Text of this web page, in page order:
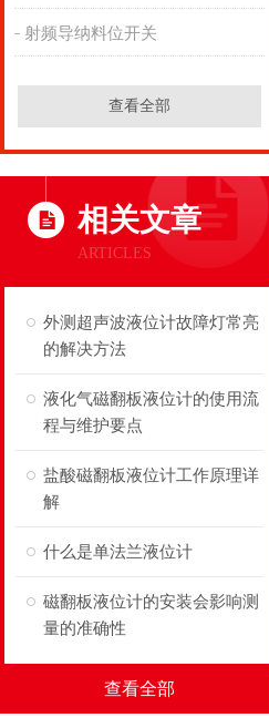
射频导纳料位开关
查看全部
相关文章
ARTICLES
外测超声波液位计故障灯常亮
的解决方法
液化气磁翻板液位计的使用流
程与维护要点
盐酸磁翻板液位计工作原理详
解
什么是单法兰液位计
磁翻板液位计的安装会影响测
量的准确性
查看全部